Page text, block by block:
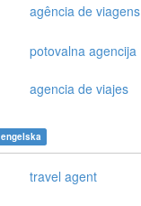
agência de viagens
potovalna agencija
agencia de viajes
engelska
travel agent